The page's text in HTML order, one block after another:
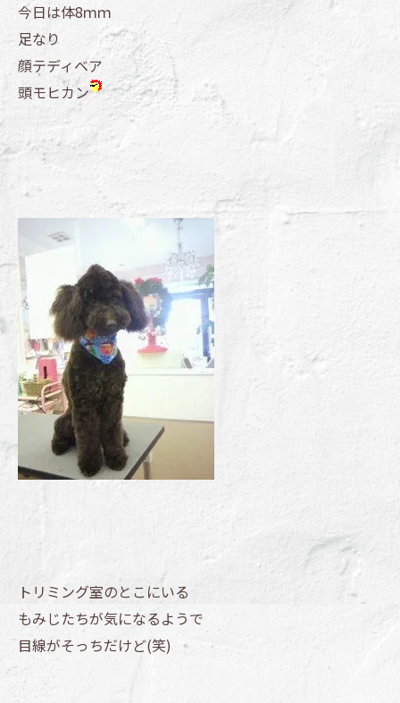
今日は体8ｍｍ
足なり
顔テディベア
頭モヒカン
トリミング室のとこにいる
もみじたちが気になるようで
目線がそっちだけど(笑)